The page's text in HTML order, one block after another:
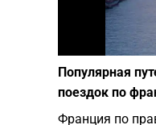
Популярная
поездок по
Франция по